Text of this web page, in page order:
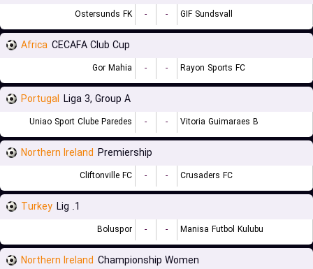
Ostersunds FK - - GIF Sundsvall
Africa CECAFA Club Cup
Gor Mahia - - Rayon Sports FC
Portugal Liga 3, Group A
Uniao Sport Clube Paredes - - Vitoria Guimaraes B
Northern Ireland Premiership
Cliftonville FC - - Crusaders FC
Turkey 1. Lig
Boluspor - - Manisa Futbol Kulubu
Northern Ireland Championship Women